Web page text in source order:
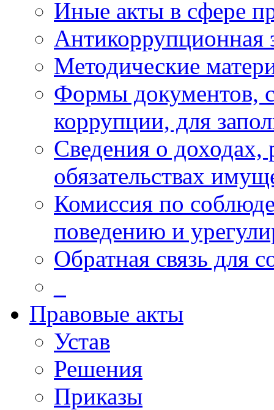
Иные акты в сфере
Антикоррупционная
Методические
Формы документов,
коррупции, для
Сведения о доходах,
обязательствах
Комиссия по
поведению и
Обратная связь для
Правовые акты
Устав
Решения
Приказы